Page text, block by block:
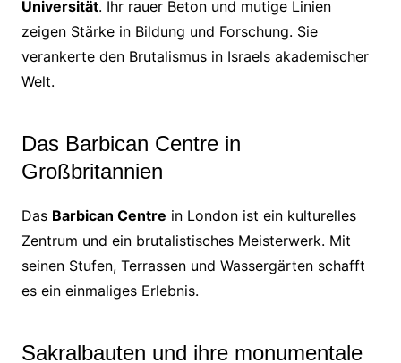
Universität. Ihr rauer Beton und mutige Linien
zeigen Stärke in Bildung und Forschung. Sie
verankerte den Brutalismus in Israels akademischer
Welt.
Das Barbican Centre in
Großbritannien
Das Barbican Centre in London ist ein kulturelles
Zentrum und ein brutalistisches Meisterwerk. Mit
seinen Stufen, Terrassen und Wassergärten schafft
es ein einmaliges Erlebnis.
Sakralbauten und ihre monumentale